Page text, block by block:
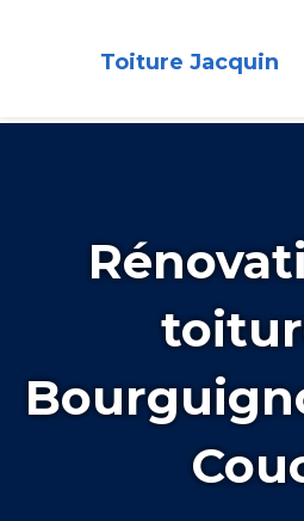
Toiture Jacquin